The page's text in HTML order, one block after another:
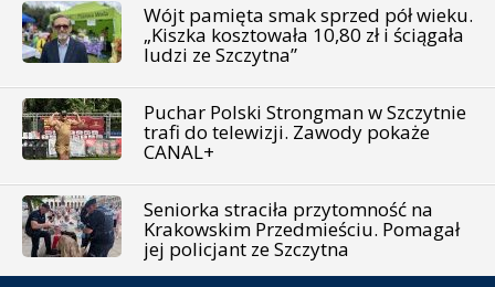
Wójt pamięta smak sprzed pół wieku.
„Kiszka kosztowała 10,80 zł i ściągała
ludzi ze Szczytna”
Puchar Polski Strongman w Szczytnie
trafi do telewizji. Zawody pokaże
CANAL+
Seniorka straciła przytomność na
Krakowskim Przedmieściu. Pomagał
jej policjant ze Szczytna